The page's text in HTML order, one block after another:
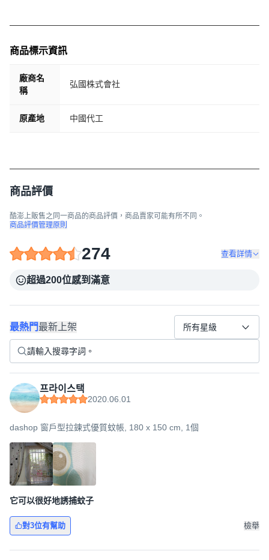
商品標示資訊
廠商名
稱
弘國株式會社
原產地 中國代工
商品評價
酷澎上販售之同一商品的商品評價，商品賣家可能有所不同。
商品評價管理原則
274 查看詳情
超過200位感到滿意
最熱門最新上架 所有星級
프라이스택
2020.06.01
dashop 窗戶型拉鍊式優質蚊帳, 180 x 150 cm, 1個
它可以很好地誘捕蚊子
對3位有幫助 檢舉